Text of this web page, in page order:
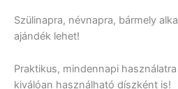
Szülinapra, névnapra, bármely
ajándék lehet!
Praktikus, mindennapi
kiválóan használható díszként is!